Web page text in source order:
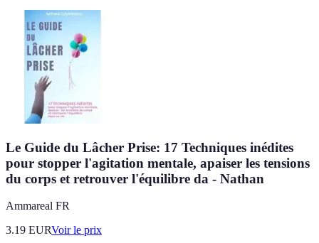
Le Guide du Lâcher Prise: 17 Techniques inédites
pour stopper l'agitation mentale, apaiser les tensions
du corps et retrouver l'équilibre da - Nathan
Ammareal FR
3.19 EURVoir le prix